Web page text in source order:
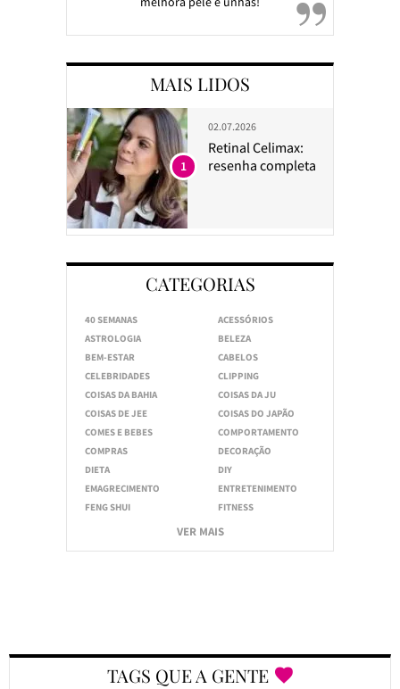
MAIS LIDOS
02.07.2026
Retinal Celimax:
resenha completa
1
CATEGORIAS
40 SEMANAS
ACESSÓRIOS
ASTROLOGIA
BELEZA
BEM-ESTAR
CABELOS
CELEBRIDADES
CLIPPING
COISAS DA BAHIA
COISAS DA JU
COISAS DE JEE
COISAS DO JAPÃO
COMES E BEBES
COMPORTAMENTO
COMPRAS
DECORAÇÃO
DIETA
DIY
EMAGRECIMENTO
ENTRETENIMENTO
FENG SHUI
FITNESS
VER MAIS
TAGS QUE A GENTE